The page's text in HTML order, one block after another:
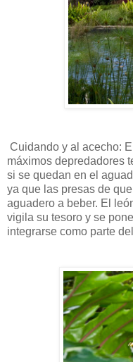
Cuidando y al acecho:
máximos depredadores
si se quedan en el
ya que las presas de
aguadero a beber. El
vigila su tesoro y se
integrarse como parte